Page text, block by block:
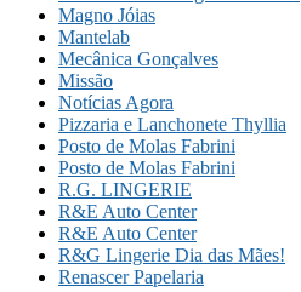
Magno Jóias
Mantelab
Mecânica Gonçalves
Missão
Notícias Agora
Pizzaria e Lanchonete Thyllia
Posto de Molas Fabrini
Posto de Molas Fabrini
R.G. LINGERIE
R&E Auto Center
R&E Auto Center
R&G Lingerie Dia das Mães!
Renascer Papelaria